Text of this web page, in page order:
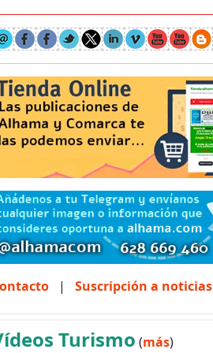
| Suscripción a noticias
Turismo (más)